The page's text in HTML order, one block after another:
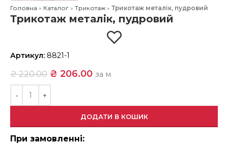
Головна » Каталог »Трикотаж »Трикотаж металік, пудровий
Трикотаж металік, пудровий
Артикул: 8821-1
₴220.00 ₴ 206.00 за м.
ДОДАТИ В КОШИК
При замовленні: